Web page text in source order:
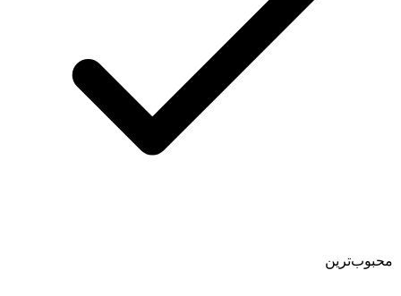
محبوب‌ترین